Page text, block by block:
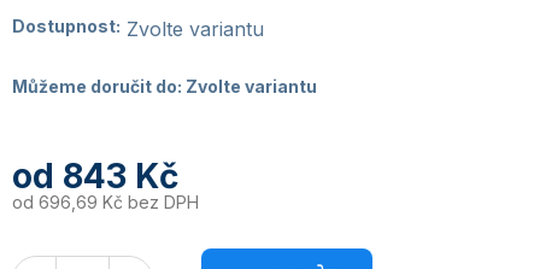
Dostupnost: Zvolte variantu
Můžeme doručit do: Zvolte variantu
od 843 Kč
od 696,69 Kč bez DPH